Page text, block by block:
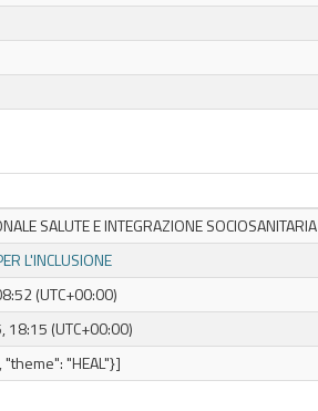
SALUTE E INTEGRAZIONE SOCIOSANITARIA
L'INCLUSIONE
(UTC+00:00)
(UTC+00:00)
"HEAL"}]